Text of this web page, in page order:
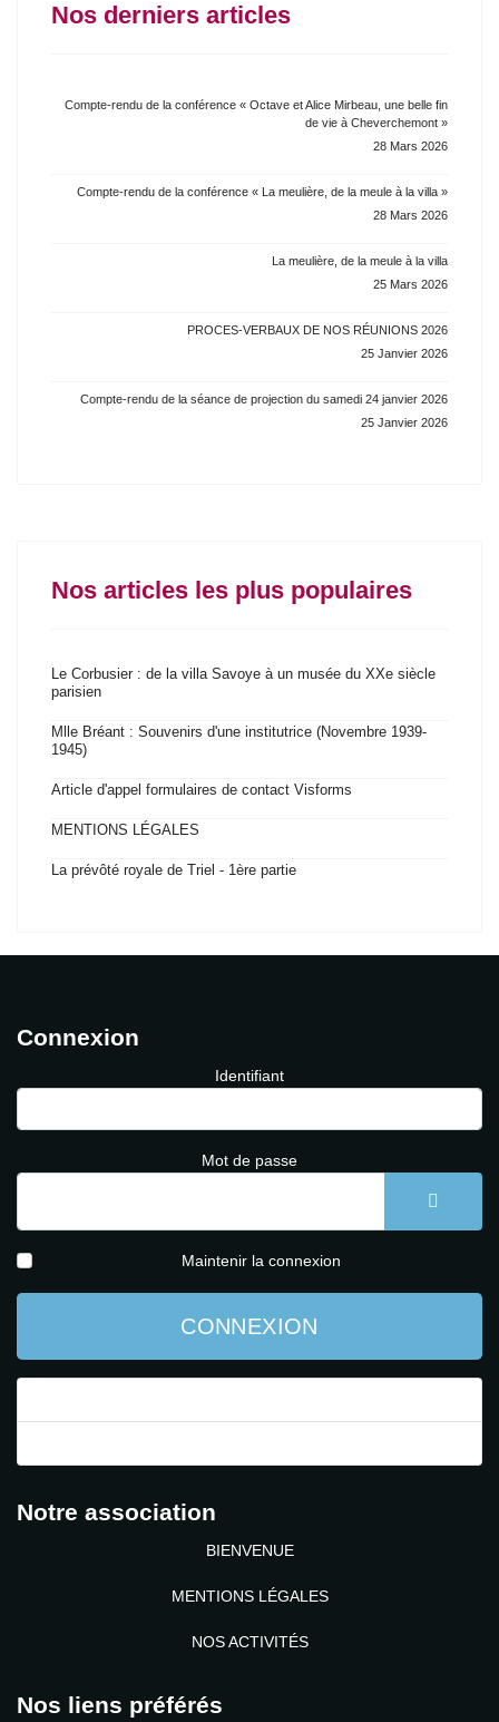
Nos derniers articles
Compte-rendu de la conférence « Octave et Alice Mirbeau, une belle fin
de vie à Cheverchemont »
28 Mars 2026
Compte-rendu de la conférence « La meulière, de la meule à la villa »
28 Mars 2026
La meulière, de la meule à la villa
25 Mars 2026
PROCES-VERBAUX DE NOS RÉUNIONS 2026
25 Janvier 2026
Compte-rendu de la séance de projection du samedi 24 janvier 2026
25 Janvier 2026
Nos articles les plus populaires
Le Corbusier : de la villa Savoye à un musée du XXe siècle
parisien
Mlle Bréant : Souvenirs d'une institutrice (Novembre 1939-
1945)
Article d'appel formulaires de contact Visforms
MENTIONS LÉGALES
La prévôté royale de Triel - 1ère partie
Connexion
Identifiant
Mot de passe
Maintenir la connexion
CONNEXION
Notre association
BIENVENUE
MENTIONS LÉGALES
NOS ACTIVITÉS
Nos liens préférés